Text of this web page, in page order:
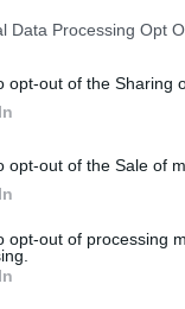
Data Processing Opt
opt-out of the Sharing
opt-out of the Sale of
opt-out of processing
activités
vacances, la
système de
annuels
il détermine le
détail ce qui est
de travail.